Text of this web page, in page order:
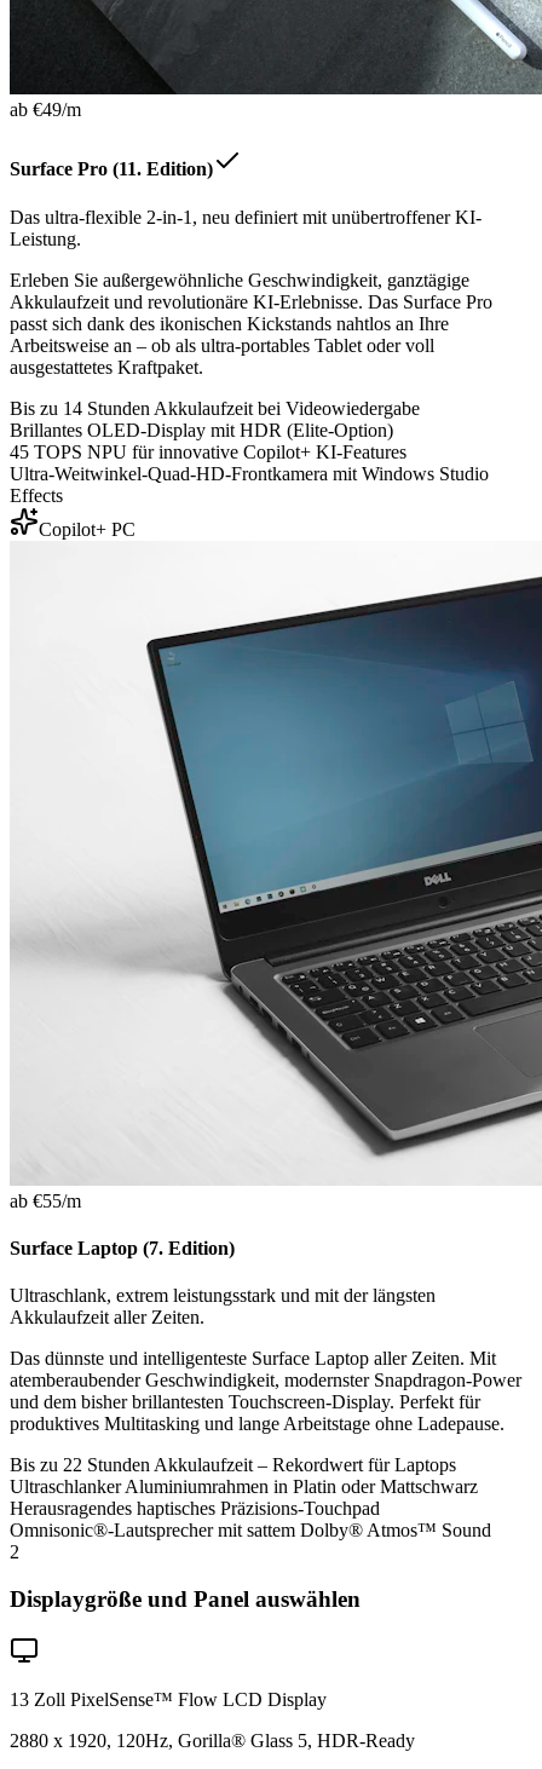
ab €49/m
Surface Pro (11. Edition)
Das ultra-flexible 2-in-1, neu definiert mit unübertroffener KI-
Leistung.
Erleben Sie außergewöhnliche Geschwindigkeit, ganztägige
Akkulaufzeit und revolutionäre KI-Erlebnisse. Das Surface Pro
passt sich dank des ikonischen Kickstands nahtlos an Ihre
Arbeitsweise an – ob als ultra-portables Tablet oder voll
ausgestattetes Kraftpaket.
Bis zu 14 Stunden Akkulaufzeit bei Videowiedergabe
Brillantes OLED-Display mit HDR (Elite-Option)
45 TOPS NPU für innovative Copilot+ KI-Features
Ultra-Weitwinkel-Quad-HD-Frontkamera mit Windows Studio
Effects
Copilot+ PC
ab €55/m
Surface Laptop (7. Edition)
Ultraschlank, extrem leistungsstark und mit der längsten
Akkulaufzeit aller Zeiten.
Das dünnste und intelligenteste Surface Laptop aller Zeiten. Mit
atemberaubender Geschwindigkeit, modernster Snapdragon-Power
und dem bisher brillantesten Touchscreen-Display. Perfekt für
produktives Multitasking und lange Arbeitstage ohne Ladepause.
Bis zu 22 Stunden Akkulaufzeit – Rekordwert für Laptops
Ultraschlanker Aluminiumrahmen in Platin oder Mattschwarz
Herausragendes haptisches Präzisions-Touchpad
Omnisonic®-Lautsprecher mit sattem Dolby® Atmos™ Sound
2
Displaygröße und Panel auswählen
13 Zoll PixelSense™ Flow LCD Display
2880 x 1920, 120Hz, Gorilla® Glass 5, HDR-Ready